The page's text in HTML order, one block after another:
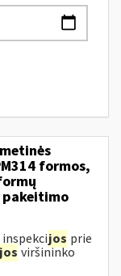
formos,
inspekcijos prie
jos viršininko